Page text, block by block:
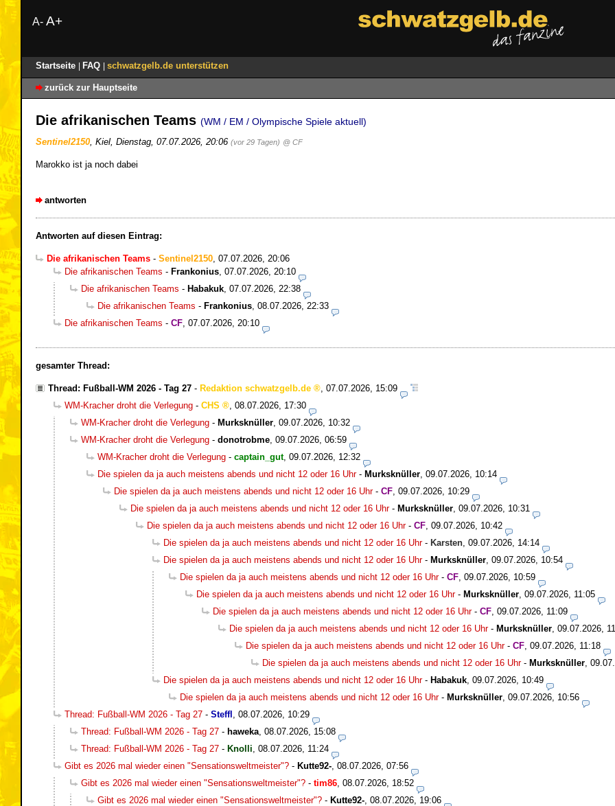
A- A+
Startseite FAQ schwatzgelb.de unterstützen
zurück zur Hauptseite
Die afrikanischen Teams (WM / EM / Olympische Spiele aktuell)
Sentinel2150 Kiel Dienstag, 07.07.2026, 20:06 (vor 29 Tagen) @ CF
Marokko ist ja noch dabei
antworten
Antworten auf diesen Eintrag:
Die afrikanischen Teams - Sentinel2150 07.07.2026, 20:06
Die afrikanischen Teams - Frankonius 07.07.2026, 20:10
Die afrikanischen Teams - Habakuk 07.07.2026, 22:38
Die afrikanischen Teams - Frankonius 08.07.2026, 22:33
Die afrikanischen Teams - CF 07.07.2026, 20:10
gesamter Thread:
Thread: Fußball-WM 2026 - Tag 27 - Redaktion schwatzgelb.de
07.07.2026, 15:09
WM-Kracher droht die Verlegung - CHS
08.07.2026, 17:30
WM-Kracher droht die Verlegung - Murksknüller 09.07.2026, 10:32
WM-Kracher droht die Verlegung - donotrobme 09.07.2026, 06:59
WM-Kracher droht die Verlegung - captain_gut, 09.07.2026, 12:32
Die spielen da ja auch meistens abends und nicht 12 oder 16 Uhr- Murksknüller 09.07.2026, 10:14
Die spielen da ja auch meistens abends und nicht 12 oder 16 Uhr- CF 09.07.2026, 10:29
Die spielen da ja auch meistens abends und nicht 12 oder 16 Uhr- Murksknüller 09.07.2026, 10:31
Die spielen da ja auch meistens abends und nicht 12 oder 16 Uhr- CF 09.07.2026, 10:42
Die spielen da ja auch meistens abends und nicht 12 oder 16 Uhr- Karsten 09.07.2026, 14:14
Die spielen da ja auch meistens abends und nicht 12 oder 16 Uhr- Murksknüller 09.07.2026, 10:54
Die spielen da ja auch meistens abends und nicht 12 oder 16 Uhr- CF 09.07.2026, 10:59
Die spielen da ja auch meistens abends und nicht 12 oder 16 Uhr- Murksknüller 09.07.2026, 11:05
Die spielen da ja auch meistens abends und nicht 12 oder 16 Uhr- CF 09.07.2026, 11:09
Die spielen da ja auch meistens abends und nicht 12 oder 16 Uhr- Murksknüller 09.07.2026,
Die spielen da ja auch meistens abends und nicht 12 oder 16 Uhr- CF 09.07.2026, 11:18
Die spielen da ja auch meistens abends und nicht 12 oder 16 Uhr- Murksknüller
Die spielen da ja auch meistens abends und nicht 12 oder 16 Uhr- Habakuk 09.07.2026, 10:49
Die spielen da ja auch meistens abends und nicht 12 oder 16 Uhr- Murksknüller 09.07.2026, 10:56
Thread: Fußball-WM 2026 - Tag 27 - Steffl 08.07.2026, 10:29
Thread: Fußball-WM 2026 - Tag 27 - haweka 08.07.2026, 15:08
Thread: Fußball-WM 2026 - Tag 27 - Knolli 08.07.2026, 11:24
Gibt es 2026 mal wieder einen "Sensationsweltmeister"? - Kutte92- 08.07.2026, 07:56
Gibt es 2026 mal wieder einen "Sensationsweltmeister"? - tim86 08.07.2026, 18:52
Gibt es 2026 mal wieder einen "Sensationsweltmeister"? - Kutte92- 08.07.2026, 19:06